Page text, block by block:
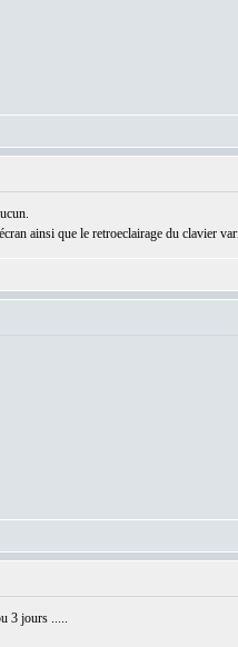
ainsi que le retroeclairage du clavier
3 jours .....